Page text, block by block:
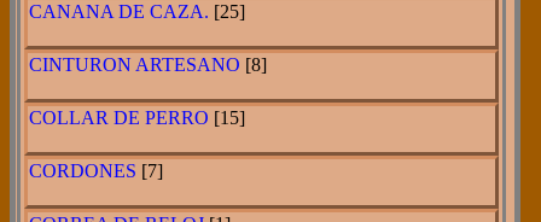
CANANA DE CAZA. [25]
CINTURON ARTESANO [8]
COLLAR DE PERRO [15]
CORDONES [7]